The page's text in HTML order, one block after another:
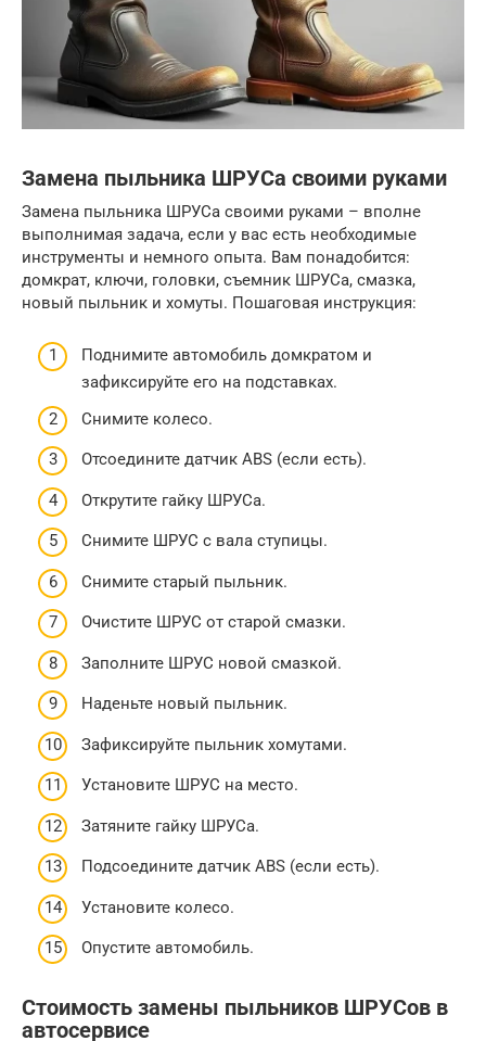
Замена пыльника ШРУСа своими руками
Замена пыльника ШРУСа своими руками – вполне
выполнимая задача, если у вас есть необходимые
инструменты и немного опыта. Вам понадобится:
домкрат, ключи, головки, съемник ШРУСа, смазка,
новый пыльник и хомуты. Пошаговая инструкция:
Поднимите автомобиль домкратом и
зафиксируйте его на подставках.
Снимите колесо.
Отсоедините датчик ABS (если есть).
Открутите гайку ШРУСа.
Снимите ШРУС с вала ступицы.
Снимите старый пыльник.
Очистите ШРУС от старой смазки.
Заполните ШРУС новой смазкой.
Наденьте новый пыльник.
Зафиксируйте пыльник хомутами.
Установите ШРУС на место.
Затяните гайку ШРУСа.
Подсоедините датчик ABS (если есть).
Установите колесо.
Опустите автомобиль.
Стоимость замены пыльников ШРУСов в
автосервисе